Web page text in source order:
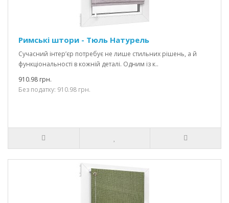
Римські штори - Тюль Натурель
Сучасний інтер’єр потребує не лише стильних рішень, а й
функціональності в кожній деталі. Одним із к..
910.98 грн.
Без податку: 910.98 грн.